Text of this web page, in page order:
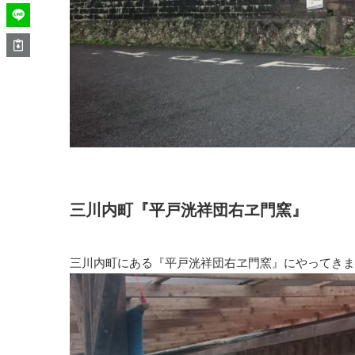
三川内町『平戸洸祥団右ヱ門窯』
三川内町にある『平戸洸祥団右ヱ門窯』にやってき